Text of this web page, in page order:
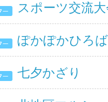
スポーツ交流
ぽかぽかひろ
七夕かざり